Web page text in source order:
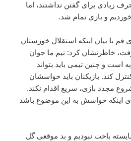
زیادی برای گفتن نداشتند، اما
و بازی تمام شد.
با بیان اینکه استقلال خوزستان
خاطرنشان کرد: تیم ما جوان
است و چنین تیمی باید بتواند
کند. بازیکنان باید حواسشان
مجدد بازی، سریع اقدام نکند.
اینکه حواسش به این موضوع باشد
باخت نبودیم و بد موقعی گل